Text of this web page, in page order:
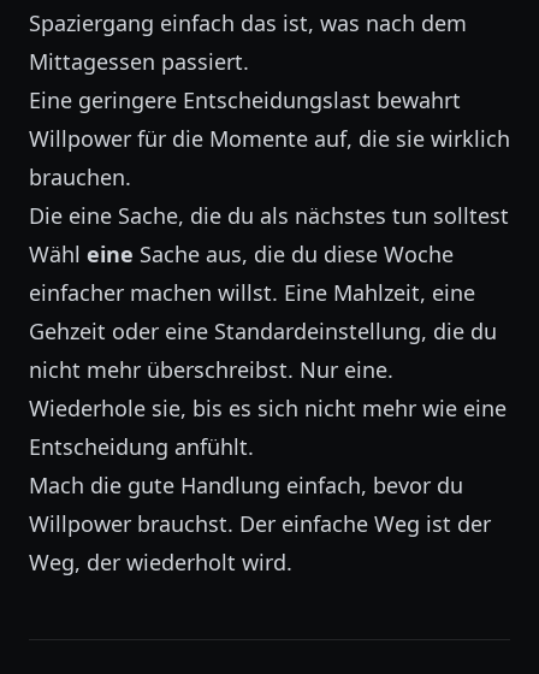
Spaziergang einfach das ist, was nach dem
Mittagessen passiert.
Eine geringere Entscheidungslast bewahrt
Willpower für die Momente auf, die sie wirklich
brauchen.
Die eine Sache, die du als nächstes tun solltest
Wähl eine Sache aus, die du diese Woche
einfacher machen willst. Eine Mahlzeit, eine
Gehzeit oder eine Standardeinstellung, die du
nicht mehr überschreibst. Nur eine.
Wiederhole sie, bis es sich nicht mehr wie eine
Entscheidung anfühlt.
Mach die gute Handlung einfach, bevor du
Willpower brauchst. Der einfache Weg ist der
Weg, der wiederholt wird.